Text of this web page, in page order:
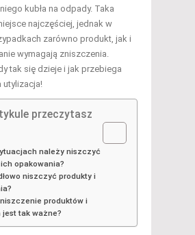
kubła na odpady. Taka
najczęściej, jednak w
zarówno produkt, jak i
wymagają zniszczenia.
tak się dzieje i jak przebiega
przeczytasz
należy niszczyć
opakowania?
niszczyć produkty i
produktów i
jest tak ważne?